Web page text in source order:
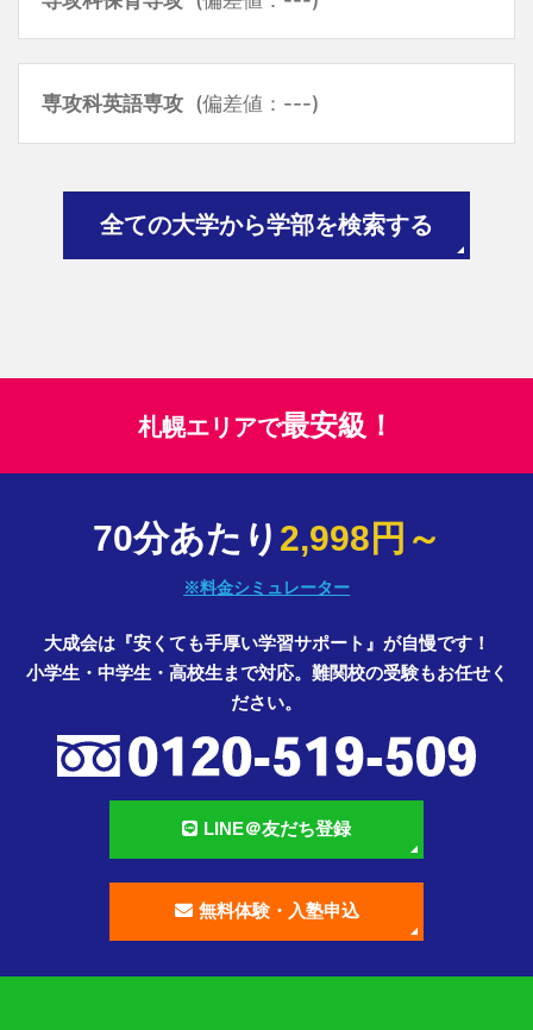
専攻科英語専攻 (偏差値：---)
全ての大学から学部を検索する
札幌エリアで最安級！
70分あたり 2,998円～
※料金シミュレーター
大成会は『安くても手厚い学習サポート』が自慢です！
小学生・中学生・高校生まで対応。難関校の受験もお任せく
ださい。
LINE＠友だち登録
無料体験・入塾申込